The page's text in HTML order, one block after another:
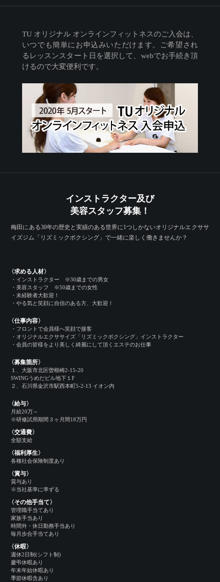
TU オリジナル オンラインフィットネスのご入会は、
いつでも簡単にお申込みいただけます。ご希望され
るレッスンスタート日を選択して、webでお手続き頂
けるので大変便利です。
インストラクター及び
美容スタッフ募集！
梅田にある30年の歴史と実績のある世界に1つしかないオリジナルエクササ
イズジム「リズミックボクシング」で一緒に楽しく働きませんか？
〈求める人材〉
・インストラクター ※30歳までの男女
・美容スタッフ ※50歳までの女性
・未経験者大歓迎！
・やる気と笑顔に自信のある方、大歓迎！
〈仕事内容〉
・フロントで会員様へ笑顔で接客
・オリジナルエクササイズ「リズミックボクシング」インストラクター
・会員の皆様をより美しく綺麗にして頂くエステのお仕事
〈募集箇所〉
１、大阪市北区曽根崎2-15-20
SWINGうめだビル地下１F
２、石川県金沢市駅西本町5-2-13 イオン内
〈給与〉
月給20万～
※研修試用期間３ヶ月間18万円
〈交通費〉
全額支給
〈福利厚生〉
各種社会保険制度あり
〈賞与〉
賞与あり
※当社基準に準ずる
〈その他手当て〉
管理職手当てあり
家族手当あり
時間外・休日勤務手当あり
毎月歩合手当てあり
〈休暇〉
週休2日制(シフト制)
慶弔休暇あり
年末年始休暇あり
季節休暇含あり